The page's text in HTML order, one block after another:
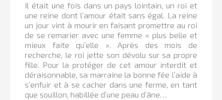
Il était une fois dans un pays lointain, un roi et
une reine dont l’amour était sans égal. La reine
un jour vint à mourir en faisant promettre au roi
de se remarier avec une femme « plus belle et
mieux faite qu’elle ». Après des mois de
recherche, le roi jette son dévolu sur sa propre
fille. Pour la protéger de cet amour interdit et
déraisonnable, sa marraine la bonne fée l’aide à
s’enfuir et à se cacher dans une ferme, en tant
que souillon, habillée d’une peau d’âne…